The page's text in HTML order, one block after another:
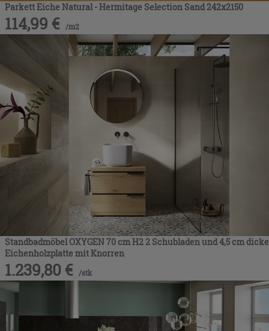
Parkett Eiche Natural - Hermitage Selection Sand 242x2150
114,99 € /m2
Standbadmöbel OXYGEN 70 cm H2 2 Schubladen und 4,5 cm dicke
Eichenholzplatte mit Knorren
1.239,80 € /stk